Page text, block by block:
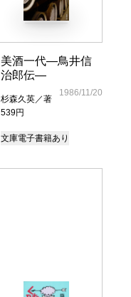
美酒一代―鳥井信
治郎伝―
杉森久英／著
539円
1986/11/20
文庫電子書籍あり